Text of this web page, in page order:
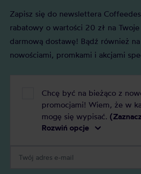
Zapisz się do newslettera
rabatowy o wartości 20 zł na
darmową dostawę! Bądź również
nowościami, promkami i akcjami
Chcę być na bieżąco z
promocjami! Wiem, że w
mogę się wypisać.
Rozwiń opcje